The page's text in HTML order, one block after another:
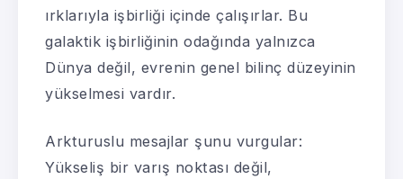
ırklarıyla işbirliği içinde çalışırlar. Bu
galaktik işbirliğinin odağında yalnızca
Dünya değil, evrenin genel bilinç düzeyinin
yükselmesi vardır.
Arkturuslu mesajlar şunu vurgular:
Yükseliş bir varış noktası değil,